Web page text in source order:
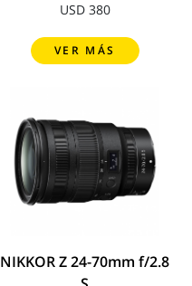
USD 380
VER MÁS
NIKKOR Z 24-70mm f/2.8